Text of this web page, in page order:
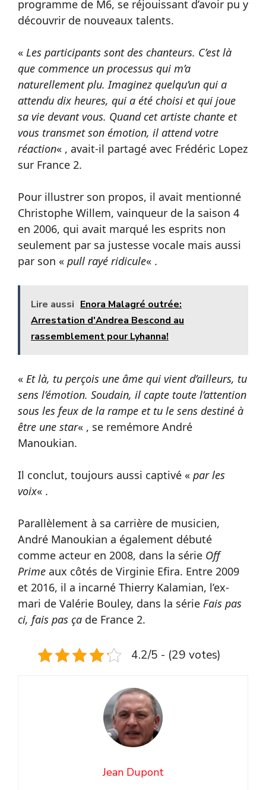
programme de M6, se réjouissant d’avoir pu y
découvrir de nouveaux talents.
« Les participants sont des chanteurs. C’est là
que commence un processus qui m’a
naturellement plu. Imaginez quelqu’un qui a
attendu dix heures, qui a été choisi et qui joue
sa vie devant vous. Quand cet artiste chante et
vous transmet son émotion, il attend votre
réaction« , avait-il partagé avec Frédéric Lopez
sur France 2.
Pour illustrer son propos, il avait mentionné
Christophe Willem, vainqueur de la saison 4
en 2006, qui avait marqué les esprits non
seulement par sa justesse vocale mais aussi
par son « pull rayé ridicule« .
Lire aussi Enora Malagré outrée:
Arrestation d'Andrea Bescond au
rassemblement pour Lyhanna!
« Et là, tu perçois une âme qui vient d’ailleurs, tu
sens l’émotion. Soudain, il capte toute l’attention
sous les feux de la rampe et tu le sens destiné à
être une star« , se remémore André
Manoukian.
Il conclut, toujours aussi captivé « par les
voix« .
Parallèlement à sa carrière de musicien,
André Manoukian a également débuté
comme acteur en 2008, dans la série Off
Prime aux côtés de Virginie Efira. Entre 2009
et 2016, il a incarné Thierry Kalamian, l’ex-
mari de Valérie Bouley, dans la série Fais pas
ci, fais pas ça de France 2.
4.2/5 - (29 votes)
Jean Dupont